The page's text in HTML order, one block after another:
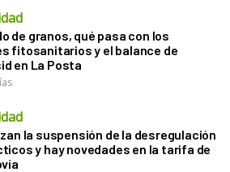
de granos, qué pasa con los
fitosanitarios y el balance de
en La Posta
la suspensión de la desregulación
y hay novedades en la tarifa de